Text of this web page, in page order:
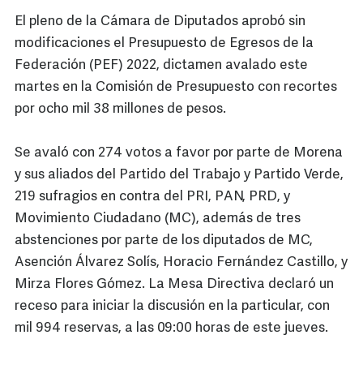
El pleno de la Cámara de Diputados aprobó sin
modificaciones el Presupuesto de Egresos de la
Federación (PEF) 2022, dictamen avalado este
martes en la Comisión de Presupuesto con recortes
por ocho mil 38 millones de pesos.
Se avaló con 274 votos a favor por parte de Morena
y sus aliados del Partido del Trabajo y Partido Verde,
219 sufragios en contra del PRI, PAN, PRD, y
Movimiento Ciudadano (MC), además de tres
abstenciones por parte de los diputados de MC,
Asención Álvarez Solís, Horacio Fernández Castillo, y
Mirza Flores Gómez. La Mesa Directiva declaró un
receso para iniciar la discusión en la particular, con
mil 994 reservas, a las 09:00 horas de este jueves.